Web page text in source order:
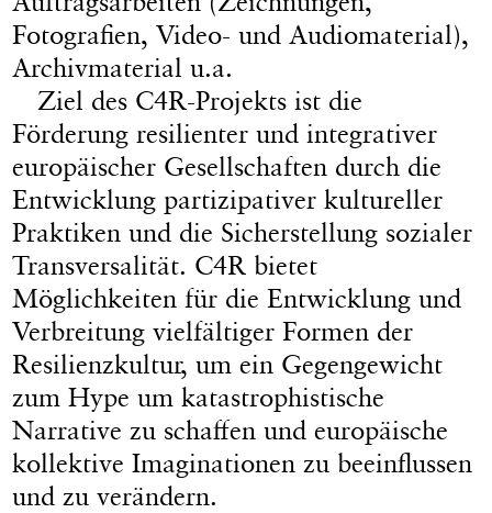
Fotografien, Video- und Audiomaterial),
Archivmaterial u.a.
Ziel des C4R-Projekts ist die
Förderung resilienter und integrativer
europäischer Gesellschaften durch die
Entwicklung partizipativer kultureller
Praktiken und die Sicherstellung sozialer
Transversalität. C4R bietet
Möglichkeiten für die Entwicklung und
Verbreitung vielfältiger Formen der
Resilienzkultur, um ein Gegengewicht
zum Hype um katastrophistische
Narrative zu schaffen und europäische
kollektive Imaginationen zu beeinflussen
und zu verändern.